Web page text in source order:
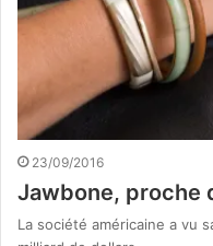
23/09/2016
Jawbone, proche
La société américaine a vu